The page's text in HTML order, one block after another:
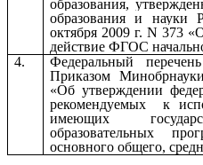
образования,
образования и науки
октября 2009 г. N 373
действие ФГОС
4.
Федеральный
Приказом
«Об утверждении
рекомендуемых к
имеющих
образовательных
основного общего,